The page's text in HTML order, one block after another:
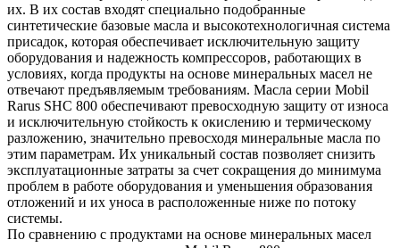
их. В их состав входят специально подобранные
синтетические базовые масла и высокотехнологичная система
присадок, которая обеспечивает исключительную защиту
оборудования и надежность компрессоров, работающих в
условиях, когда продукты на основе минеральных масел не
отвечают предъявляемым требованиям. Масла серии Mobil
Rarus SHC 800 обеспечивают превосходную защиту от износа
и исключительную стойкость к окислению и термическому
разложению, значительно превосходя минеральные масла по
этим параметрам. Их уникальный состав позволяет снизить
эксплуатационные затраты за счет сокращения до минимума
проблем в работе оборудования и уменьшения образования
отложений и их уноса в расположенные ниже по потоку
системы.
По сравнению с продуктами на основе минеральных масел